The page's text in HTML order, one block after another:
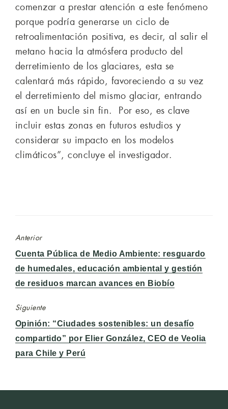
comenzar a prestar atención a este fenómeno
porque podría generarse un ciclo de
retroalimentación positiva, es decir, al salir el
metano hacia la atmósfera producto del
derretimiento de los glaciares, esta se
calentará más rápido, favoreciendo a su vez
el derretimiento del mismo glaciar, entrando
así en un bucle sin fin. Por eso, es clave
incluir estas zonas en futuros estudios y
considerar su impacto en los modelos
climáticos”, concluye el investigador.
Anterior
Entrada
anterior:
Cuenta Pública de Medio Ambiente: resguardo
de humedales, educación ambiental y gestión
de residuos marcan avances en Biobío
Siguiente
Entrada
siguiente:
Opinión: “Ciudades sostenibles: un desafío
compartido” por Elier González, CEO de Veolia
para Chile y Perú